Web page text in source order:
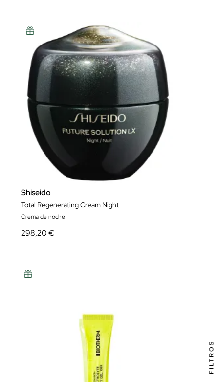
Shiseido
Total Regenerating Cream Night
Crema de noche
298,20 €
FILTROS